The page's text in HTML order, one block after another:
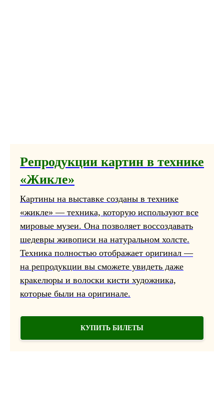
Репродукции картин в технике
«Жикле»
Картины на выставке созданы в технике
«жикле» — техника, которую используют все
мировые музеи. Она позволяет воссоздавать
шедевры живописи на натуральном холсте.
Техника полностью отображает оригинал —
на репродукции вы сможете увидеть даже
кракелюры и волоски кисти художника,
которые были на оригинале.
КУПИТЬ БИЛЕТЫ